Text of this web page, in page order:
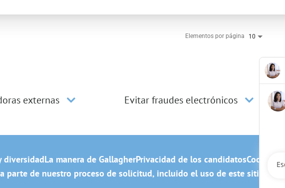
Elementos por página 10
externas Evitar fraudes electrónicos
diversidadLa manera de GallagherPrivacidad de los candidatosCookie
parte de nuestro proceso de solicitud, incluido el uso de este sitio web?